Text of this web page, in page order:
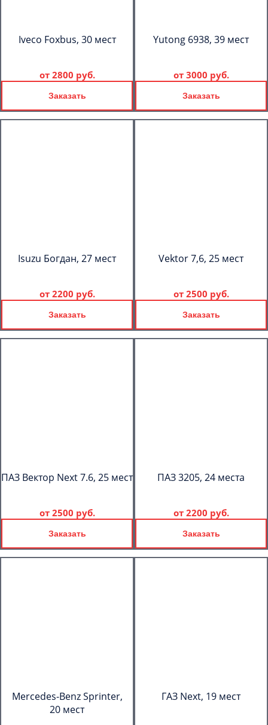
Iveco Foxbus, 30 мест
от 2800 руб.
Заказать
Yutong 6938, 39 мест
от 3000 руб.
Заказать
Isuzu Богдан, 27 мест
от 2200 руб.
Заказать
Vektor 7,6, 25 мест
от 2500 руб.
Заказать
ПАЗ Вектор Next 7.6, 25 мест
от 2500 руб.
Заказать
ПАЗ 3205, 24 места
от 2200 руб.
Заказать
Mercedes-Benz Sprinter,
20 мест
ГАЗ Next, 19 мест